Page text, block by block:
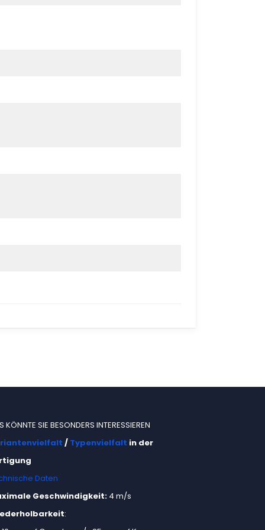
KÖNNTE SIE BESONDERS INTERESSIEREN
/ Typenvielfalt in der
Daten
Geschwindigkeit: 4 m/s
: